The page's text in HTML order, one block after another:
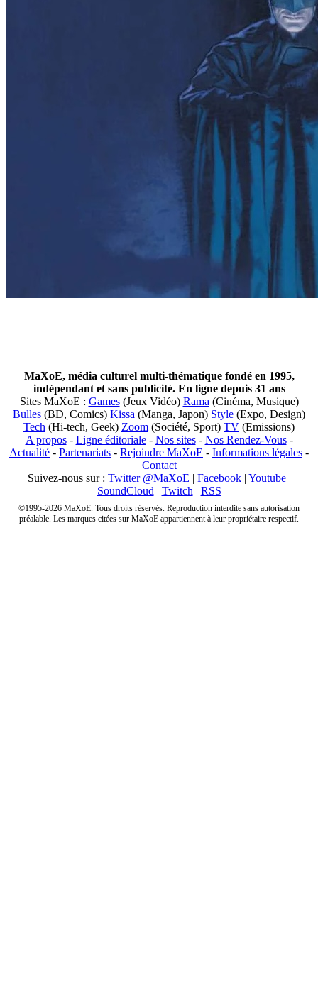
MaXoE, média culturel multi-thématique fondé en 1995,
indépendant et sans publicité. En ligne depuis 31 ans
Sites MaXoE : Games(Jeux Vidéo) Rama (Cinéma, Musique)
Bulles (BD, Comics) Kissa (Manga, Japon) Style (Expo, Design)
Tech (Hi-tech, Geek) Zoom (Société, Sport) TV (Emissions)
A propos- Ligne éditoriale- Nos sites- Nos Rendez-Vous-
Actualité - Partenariats - Rejoindre MaXoE - Informations légales -
Contact
Suivez-nous sur : Twitter @MaXoE | Facebook| Youtube|
SoundCloud | Twitch | RSS
©1995-2026 MaXoE. Tous droits réservés. Reproduction interdite sans autorisation
préalable. Les marques citées sur MaXoE appartiennent à leur propriétaire respectif.